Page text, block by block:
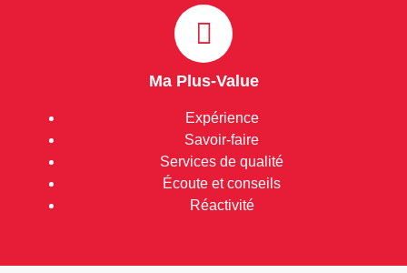
Ma Plus-Value
Expérience
Savoir-faire
Services de qualité
Écoute et conseils
Réactivité